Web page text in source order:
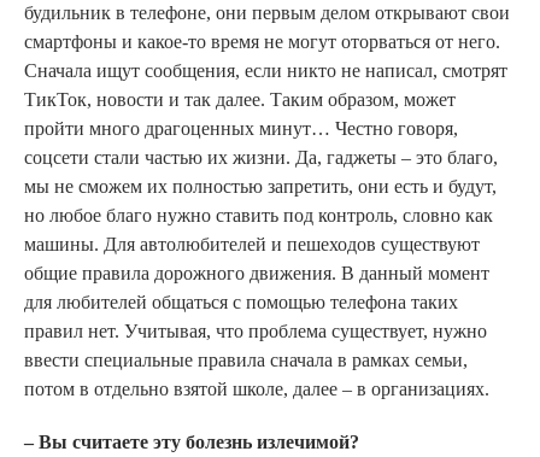
будильник в телефоне, они первым делом открывают свои
смартфоны и какое-то время не могут оторваться от него.
Сначала ищут сообщения, если никто не написал, смотрят
ТикТок, новости и так далее. Таким образом, может
пройти много драгоценных минут… Честно говоря,
соцсети стали частью их жизни. Да, гаджеты – это благо,
мы не сможем их полностью запретить, они есть и будут,
но любое благо нужно ставить под контроль, словно как
машины. Для автолюбителей и пешеходов существуют
общие правила дорожного движения. В данный момент
для любителей общаться с помощью телефона таких
правил нет. Учитывая, что проблема существует, нужно
ввести специальные правила сначала в рамках семьи,
потом в отдельно взятой школе, далее – в организациях.
– Вы считаете эту болезнь излечимой?